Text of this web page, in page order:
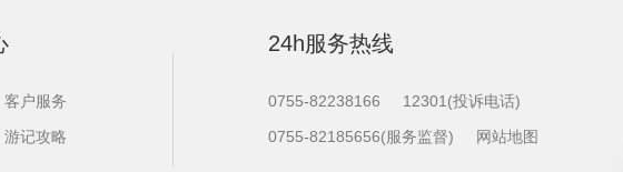
客户服务
游记攻略
24h服务热线
0755-82238166
12301(投诉电话)
0755-82185656(服务监督)
网站地图